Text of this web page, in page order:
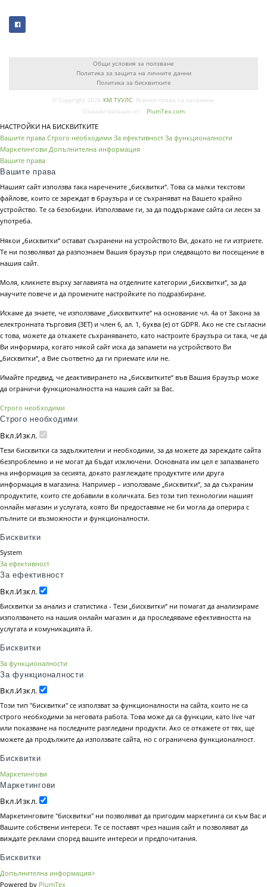
Общи условия за ползване
Политика за защита на личните данни
Политика за бисквитките
© Copyright 2026 КМ ТУУЛС. Всички права са запазени.
Онлайн магазин от:
PlumTex.com
НАСТРОЙКИ НА БИСКВИТКИТЕ
Вашите права Строго необходими За ефективност За функционалности
Маркетингови Допълнителна информация
Вашите права
Вашите права
Нашият сайт използва така наречените „бисквитки“. Това са малки текстови
файлове, които се зареждат в браузъра и се съхраняват на Вашето крайно
устройство. Те са безобидни. Използваме ги, за да поддържаме сайта си лесен за
употреба.
Някои „бисквитки“ остават съхранени на устройството Ви, докато не ги изтриете.
Те ни позволяват да разпознаем Вашия браузър при следващото ви посещение в
нашия сайт.
Моля, кликнете върху заглавията на отделните категории „бисквитки“, за да
научите повече и да промените настройките по подразбиране.
Искаме да знаете, че използваме „бисквитките“ на основание чл. 4а от Закона за
електронната търговия (ЗЕТ) и член 6, ал. 1, буква (е) от GDPR. Ако не сте съгласни
с това, можете да откажете съхраняването, като настроите браузъра си така, че да
Ви информира, когато някой сайт иска да запамети на устройството Ви
„бисквитки“, а Вие съответно да ги приемате или не.
Имайте предвид, че деактивирането на „бисквитките“ във Вашия браузър може
да ограничи функционалността на нашия сайт за Вас.
Строго необходими
Строго необходими
Вкл.Изкл.
Тези бисквитки са задължителни и необходими, за да можете да зареждате сайта
безпроблемно и не могат да бъдат изключени. Основната им цел е запазването
на информация за сесията, докато разглеждате продуктите или друга
информация в магазина. Например – използваме „бисквитки“, за да съхраним
продуктите, които сте добавили в количката. Без този тип технологии нашият
онлайн магазин и услугата, която Ви предоставяме не би могла да оперира с
пълните си възможности и функционалности.
Бисквитки
System
За ефективност
За ефективност
Вкл.Изкл.
Бисквитки за анализ и статистика - Тези „бисквитки“ ни помагат да анализираме
използването на нашия онлайн магазин и да проследяваме ефективността на
услугата и комуникацията й.
Бисквитки
За функционалности
За функционалности
Вкл.Изкл.
Този тип "бисквитки" се използват за функционалности на сайта, които не са
строго необходими за неговата работа. Това може да са функции, като live чат
или показване на последните разгледани продукти. Ако се откажете от тях, ще
можете да продължите да използвате сайта, но с ограничена функционалност.
Бисквитки
Маркетингови
Маркетингови
Вкл.Изкл.
Маркетинговите "бисквитки" ни позволяват да пригодим маркетинга си към Вас и
Вашите собствени интереси. Те се поставят чрез нашия сайт и позволяват да
виждате реклами според вашите интереси и предпочитания.
Бисквитки
Допълнителна информация>
Powered by PlumTex